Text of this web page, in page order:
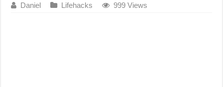
Daniel Lifehacks 999 Views